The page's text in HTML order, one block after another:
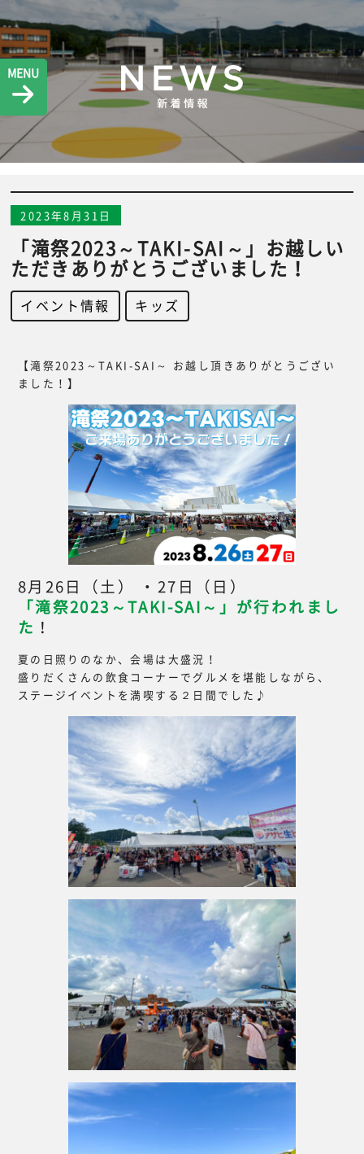
MENU
2023年8月31日
「滝祭2023～TAKI-SAI～」お越しい
ただきありがとうございました！
イベント情報 キッズ
【滝祭2023～TAKI-SAI～ お越し頂きありがとうござい
ました！】
8月26日（土） ・27日（日）
「滝祭2023～TAKI-SAI～」が行われまし
た ！
夏の日照りのなか、会場は大盛況！
盛りだくさんの飲食コーナーでグルメを堪能しながら、
ステージイベントを満喫する２日間でした♪